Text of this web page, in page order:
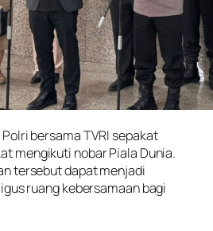
bersama TVRI sepakat
mengikuti nobar Piala Dunia.
tersebut dapat menjadi
ruang kebersamaan bagi